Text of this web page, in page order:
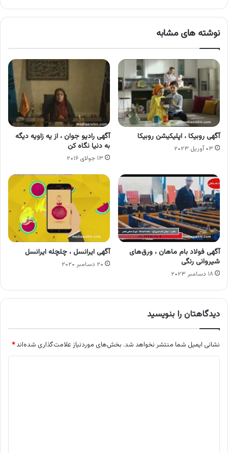
نوشته های مشابه
آگهی روبیکا ، اپلیکیشن روبیکا
۰۳ آوریل ۲۰۲۳
آگهی رادیو جوان ، از یه زاویه دیگه
به دنیا نگاه کن
۱۳ جولای ۲۰۱۶
آگهی فولاد بام ماهان ، ورق‌های
شیروانی رنگی
۱۸ دسامبر ۲۰۲۳
آگهی ایرانسل ، چلچله ایرانسل
۲۰ دسامبر ۲۰۲۰
دیدگاهتان را بنویسید
نشانی ایمیل شما منتشر نخواهد شد. بخش‌های موردنیاز علامت‌گذاری شده‌اند*